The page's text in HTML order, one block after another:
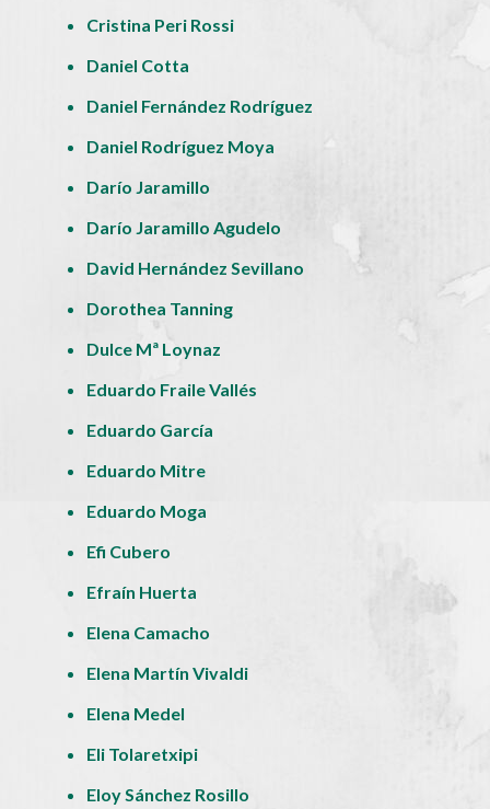
Cristina Peri Rossi
Daniel Cotta
Daniel Fernández Rodríguez
Daniel Rodríguez Moya
Darío Jaramillo
Darío Jaramillo Agudelo
David Hernández Sevillano
Dorothea Tanning
Dulce Mª Loynaz
Eduardo Fraile Vallés
Eduardo García
Eduardo Mitre
Eduardo Moga
Efi Cubero
Efraín Huerta
Elena Camacho
Elena Martín Vivaldi
Elena Medel
Eli Tolaretxipi
Eloy Sánchez Rosillo